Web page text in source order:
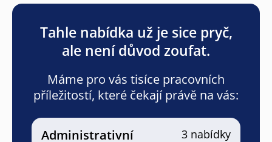
Tahle nabídka už je sice pryč,
ale není důvod zoufat.
Máme pro vás tisíce pracovních
příležitostí, které čekají právě na vás:
Administrativní
3 nabídky